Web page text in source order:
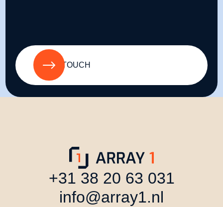
GET IN TOUCH
+31 38 20 63 031
info@array1.nl